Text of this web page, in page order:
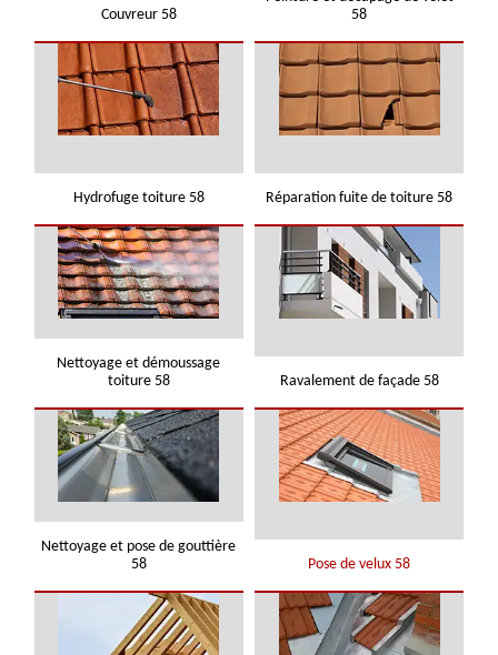
Couvreur 58
58
Hydrofuge toiture 58 Réparation fuite de toiture 58
Nettoyage et démoussage
toiture 58
Ravalement de façade 58
Nettoyage et pose de gouttière
58
Pose de velux 58